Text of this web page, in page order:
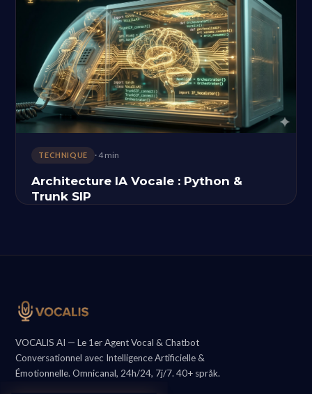
TECHNIQUE · 4 min
Architecture IA Vocale : Python &
Trunk SIP
VOCALIS AI — Le 1er Agent Vocal & Chatbot
Conversationnel avec Intelligence Artificielle &
Émotionnelle. Omnicanal, 24h/24, 7j/7. 40+ språk.